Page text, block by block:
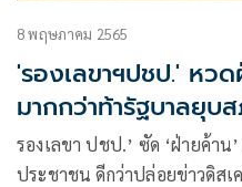
8 พฤษภาคม 2565
'รองเลขาฯปชป.' หว
มากกว่าท้ารัฐบาลยุบ
รองเลขา ปชป.’ ซัด ‘ฝ่ายค้าน
ประชาชน ดีกว่าปล่อยข่าวดิสเ